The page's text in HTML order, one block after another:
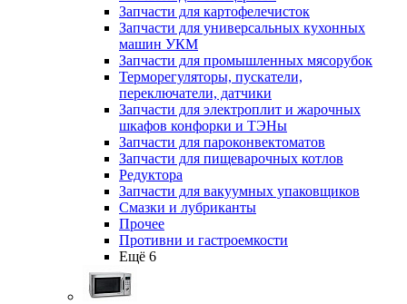
Запчасти для картофелечисток
Запчасти для универсальных кухонных
машин УКМ
Запчасти для промышленных мясорубок
Терморегуляторы, пускатели,
переключатели, датчики
Запчасти для электроплит и жарочных
шкафов конфорки и ТЭНы
Запчасти для пароконвектоматов
Запчасти для пищеварочных котлов
Редуктора
Запчасти для вакуумных упаковщиков
Смазки и лубриканты
Прочее
Противни и гастроемкости
Ещё 6